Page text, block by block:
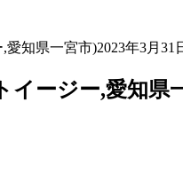
知県一宮市)2023年3月
ージー,愛知県